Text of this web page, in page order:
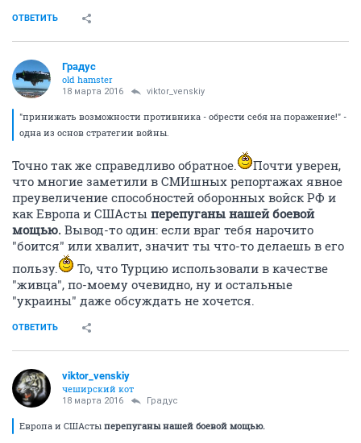
ОТВЕТИТЬ
Градус
old hamster
18 марта 2016 viktor_venskiy
"принижать возможности противника - обрести себя на поражение!" -
одна из основ стратегии войны.
Точно так же справедливо обратное.
Почти уверен,
что многие заметили в СМИшных репортажах явное
преувеличение способностей оборонных войск РФ и
как Европа и СШАсты перепуганы нашей боевой
мощью. Вывод-то один: если враг тебя нарочито
"боится" или хвалит, значит ты что-то делаешь в его
пользу.
То, что Турцию использовали в качестве
"живца", по-моему очевидно, ну и остальные
"украины" даже обсуждать не хочется.
ОТВЕТИТЬ
viktor_venskiy
чеширский кот
18 марта 2016 Градус
Европа и СШАсты перепуганы нашей боевой мощью.